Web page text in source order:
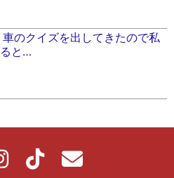
車のクイズを出してきたので私
と…